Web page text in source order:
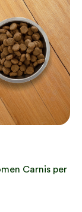
Carnis per